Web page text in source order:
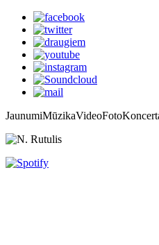
JaunumiMūzikaVideoFoto